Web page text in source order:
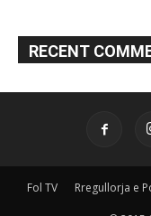
RECENT
Fol TV Rregullorja e